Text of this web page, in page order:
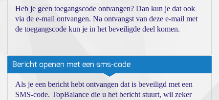
Heb je geen toegangscode ontvangen? Dan kun je dat ook
via de e-mail ontvangen. Na ontvangst van deze e-mail met
de toegangscode kun je in het beveiligde deel komen.
Bericht openen met een sms-code
Als je een bericht hebt ontvangen dat is beveiligd met een
SMS-code. TopBalance die u het bericht stuurt, wil zeker